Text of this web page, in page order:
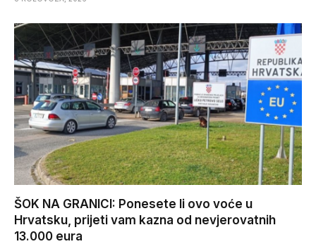
ŠOK NA GRANICI: Ponesete li ovo voće u
Hrvatsku, prijeti vam kazna od nevjerovatnih
13.000 eura